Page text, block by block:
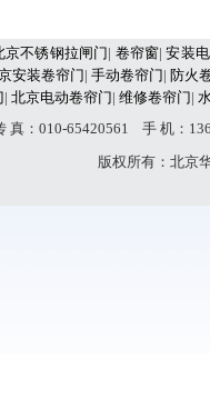
京不锈钢拉闸门| 卷帘窗|安装
安装卷帘门| 手动卷帘门| 防火
| 北京电动卷帘门| 维修卷帘门|
真：010-65420561 手 机：
版权所有：北京